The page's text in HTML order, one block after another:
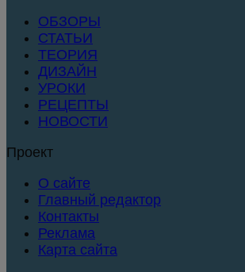
ОБЗОРЫ
СТАТЬИ
ТЕОРИЯ
ДИЗАЙН
УРОКИ
РЕЦЕПТЫ
НОВОСТИ
Проект
О сайте
Главный редактор
Контакты
Реклама
Карта сайта